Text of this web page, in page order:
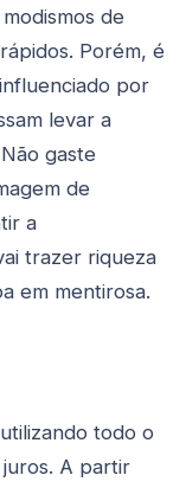
de
Porém, é
por
levar a
gaste
de
a
trazer riqueza
em mentirosa.
todo o
A partir